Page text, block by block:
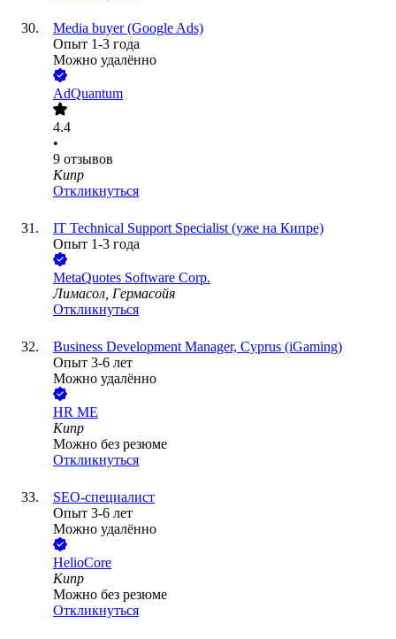
Media buyer (Google Ads)
Опыт 1-3 года
Можно удалённо
AdQuantum
4.4
•
9 отзывов
Кипр
Откликнуться
IT Technical Support Specialist (уже на Кипре)
Опыт 1-3 года
MetaQuotes Software Corp.
Лимасол, Гермасойя
Откликнуться
Business Development Manager, Cyprus (iGaming)
Опыт 3-6 лет
Можно удалённо
HR ME
Кипр
Можно без резюме
Откликнуться
SEO-специалист
Опыт 3-6 лет
Можно удалённо
HelioCore
Кипр
Можно без резюме
Откликнуться